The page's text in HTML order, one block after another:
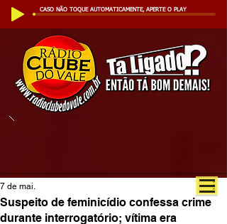
CASO NÃO TOQUE AUTOMATICAMENTE, APERTE O PLAY
Suspeito de feminicídio confessa crime
durante interrogatório; vítima era
7 de mai.